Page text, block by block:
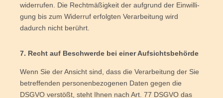
wider­ru­fen. Die Recht­mä­ßig­keit der auf­grund der Ein­wil­li­
gung bis zum Wider­ruf erfolg­ten Ver­ar­bei­tung wird
dadurch nicht berührt.
7. Recht auf Beschwer­de bei einer Aufsichtsbehörde
Wenn Sie der Ansicht sind, dass die Ver­ar­bei­tung der Sie
betref­fen­den per­so­nen­be­zo­ge­nen Daten gegen die
DSGVO ver­stößt, steht Ihnen nach Art. 77 DSGVO das